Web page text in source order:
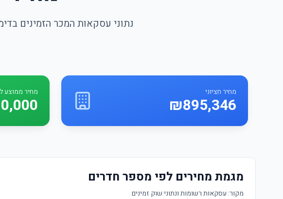
נתוני עסקאות המכר הזמינים
מחיר חציוני
₪895,346
מחיר ממוצע
מגמת מחירים לפי מספר חדרים
מקור: עסקאות רשומות ונתוני שוק זמינים